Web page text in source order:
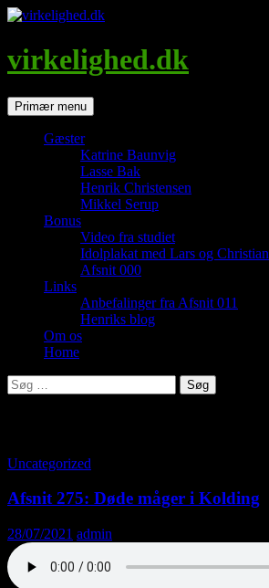
Hop
indhold
virkelighed.dk
SøgPrimær menu
Gæster
Katrine Baunvig
Lasse Bak
Henrik Christensen
Mikkel Serup
Bonus
Video fra studiet
Idolplakat med Lars og Christian
Afsnit 000
Links
Anbefalinger fra Afsnit 011
Henriks blog
Om os
Home
Søg
efter:
Uncategorized
Afsnit 275: Døde måger i Kolding
28/07/2021 admin